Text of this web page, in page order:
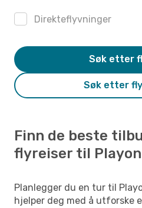
Direkteflyvninger
Søk etter
Søk etter
Finn de beste
flyreiser til
Planlegger du en tur til
hjelper deg med å utforske